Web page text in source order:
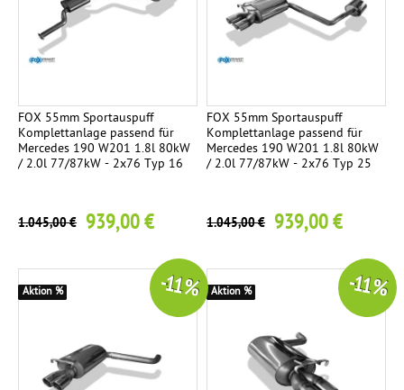
t
t
a
a
e
n
FOX 55mm Sportauspuff
Komplettanlage passend für
Mercedes 190 W201 1.8l 80kW
/ 2.0l 77/87kW - 2x76 Typ 16
1.045,00 € 939,00 €
FOX 55mm Sportauspuff
Komplettanlage passend für
Mercedes 190 W201 1.8l 80kW
/ 2.0l 77/87kW - 2x76 Typ 25
1.045,00 € 939,00 €
-11 %
Aktion % -11 %
Aktion %